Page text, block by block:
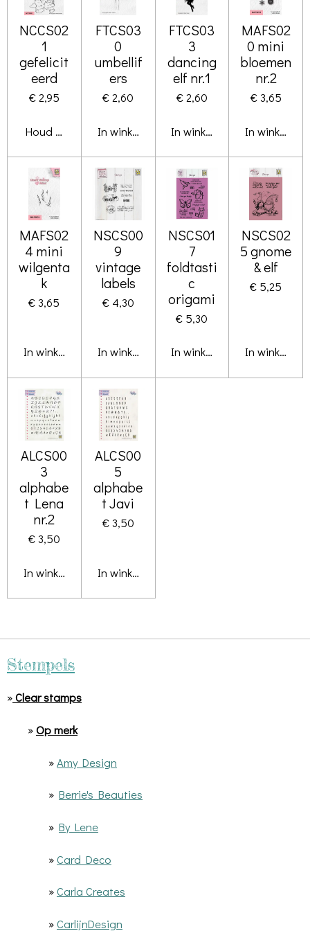
NCCS02
1
gefelicit
eerd
€ 2,95
Houd mij op de hoogte
FTCS03
0
umbellif
ers
€ 2,60
In winkelwagen
FTCS03
3
dancing
elf nr.1
€ 2,60
In winkelwagen
MAFS02
0 mini
bloemen
nr.2
€ 3,65
In
MAFS02
4 mini
wilgenta
k
€ 3,65
In winkelwagen
NSCS00
9
vintage
labels
€ 4,30
In winkelwagen
NSCS01
7
foldtasti
c
origami
€ 5,30
In winkelwagen
NSCS02
5 gnome
& elf
€ 5,25
In
ALCS00
3
alphabe
t Lena
nr.2
€ 3,50
In winkelwagen
ALCS00
5
alphabe
t Javi
€ 3,50
In winkelwagen
Stempels
»Clear stamps
»Op merk
»Amy Design
» Berrie's Beauties
» By Lene
»Card Deco
»Carla Creates
»CarlijnDesign